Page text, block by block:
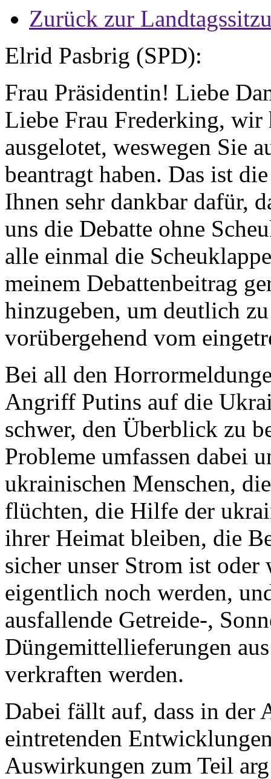
Zurück zur
Elrid Pasbrig (SPD):
Frau Präsidentin! Liebe
Liebe Frau Frederking, wir
ausgelotet, weswegen Sie
beantragt haben. Das ist
Ihnen sehr dankbar dafür,
uns die Debatte ohne
alle einmal die
meinem Debattenbeitrag
hinzugeben, um deutlich
vorübergehend vom
Bei all den
Angriff Putins auf die
schwer, den Überblick zu
Probleme umfassen dabei
ukrainischen Menschen,
flüchten, die Hilfe der
ihrer Heimat bleiben, die
sicher unser Strom ist
eigentlich noch werden,
ausfallende Getreide-,
Düngemittellieferungen
verkraften werden.
Dabei fällt auf, dass in der
eintretenden
Auswirkungen zum Teil